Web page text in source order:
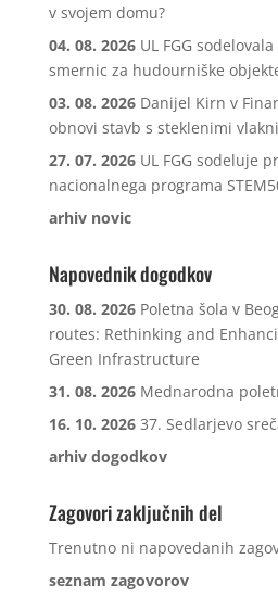
v svojem domu?
04. 08. 2026 UL FGG
smernic za hudourniške
03. 08. 2026 Danijel Kirn v
obnovi stavb s steklenimi vlakni
27. 07. 2026 UL FGG sodeluje
nacionalnega programa
arhiv novic
Napovednik dogodkov
30. 08. 2026 Poletna šola v
routes: Rethinking and
Green Infrastructure
31. 08. 2026 Mednarodna
16. 10. 2026 37. Sedlarjevo
arhiv dogodkov
Zagovori zaključnih del
Trenutno ni napovedanih
seznam zagovorov